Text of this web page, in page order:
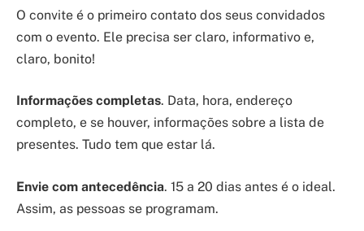
O convite é o primeiro contato dos seus convidados
com o evento. Ele precisa ser claro, informativo e,
claro, bonito!
Informações completas. Data, hora, endereço
completo, e se houver, informações sobre a lista de
presentes. Tudo tem que estar lá.
Envie com antecedência. 15 a 20 dias antes é o ideal.
Assim, as pessoas se programam.